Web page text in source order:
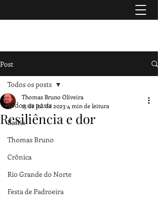
Post
Todos os posts
Bahia
Thomas Bruno
Crônica
Rio Grande do Norte
Festa de Padroeira
Todos os posts
Resiliência e dor
Thomas Bruno Oliveira
15 de jul. de 2023 4 min de leitura